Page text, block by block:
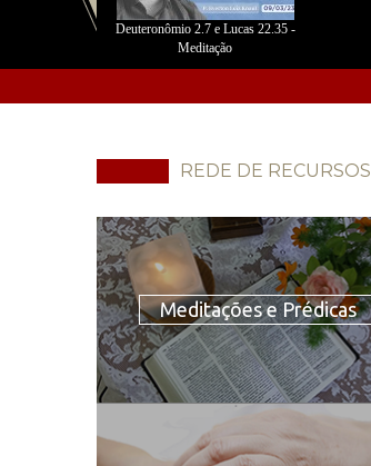
Deuteronômio 2.7 e Lucas 22.35 -
Meditação
REDE DE RECURSOS
Meditações e Prédicas